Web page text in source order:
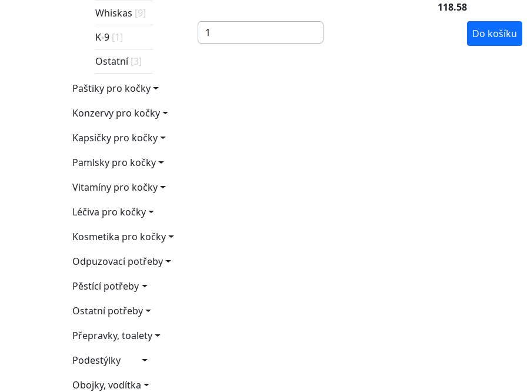
Whiskas [9]
K-9 [1]
Ostatní[3]
Paštiky pro kočky
Konzervy pro kočky
Kapsičky pro kočky
Pamlsky pro kočky
Vitamíny pro kočky
Léčiva pro kočky
Kosmetika pro kočky
Odpuzovací potřeby
Pěstící potřeby
Ostatní potřeby
Přepravky, toalety
Podestýlky
Obojky, vodítka
118.58
Do košíku